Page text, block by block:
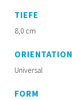
TIEFE
8,0 cm
ORIENTATION
Universal
FORM